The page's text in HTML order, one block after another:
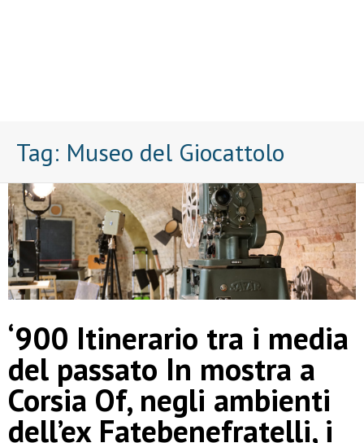
Tag: Museo del Giocattolo
‘900 Itinerario tra i media
del passato In mostra a
Corsia Of, negli ambienti
dell’ex Fatebenefratelli, i